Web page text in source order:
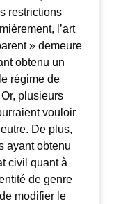
restrictions
l’art
» demeure
obtenu un
régime de
plusieurs
vouloir
De plus,
ayant obtenu
civil quant à
de genre
modifier le